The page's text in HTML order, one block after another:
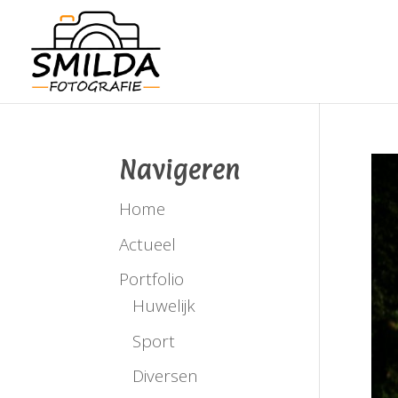
Navigeren
Home
Actueel
Portfolio
Huwelijk
Sport
Diversen